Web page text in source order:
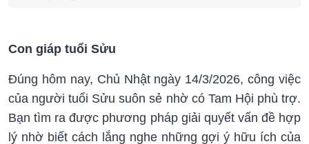
Con giáp tuổi Sửu
Đúng hôm nay, Chủ Nhật ngày 14/3/2026, công việc
của người tuổi Sửu suôn sẻ nhờ có Tam Hội phù trợ.
Bạn tìm ra được phương pháp giải quyết vấn đề hợp
lý nhờ biết cách lắng nghe những gợi ý hữu ích của